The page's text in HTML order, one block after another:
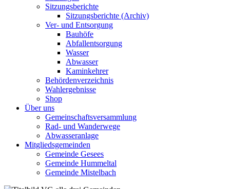
Sitzungsberichte
Sitzungsberichte (Archiv)
Ver- und Entsorgung
Bauhöfe
Abfallentsorgung
Wasser
Abwasser
Kaminkehrer
Behördenverzeichnis
Wahlergebnisse
Shop
Über uns
Gemeinschaftsversammlung
Rad- und Wanderwege
Abwasseranlage
Mitgliedsgemeinden
Gemeinde Gesees
Gemeinde Hummeltal
Gemeinde Mistelbach